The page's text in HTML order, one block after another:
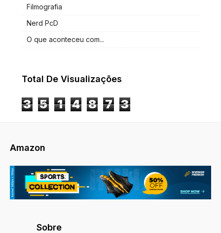
Filmografia
Nerd PcD
O que aconteceu com...
Total De Visualizações
3 5 1 4 8 7 3
Amazon
Sobre